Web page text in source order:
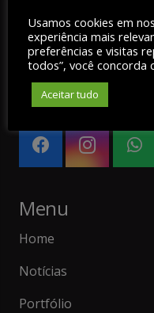
A Agência
objetivo bem definido
se adaptam as
Menu
Home
Notícias
Portfólio
Usamos cookies em
experiência mais
preferências e visitas
todos”, você concorda
Aceitar tudo